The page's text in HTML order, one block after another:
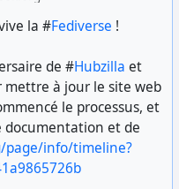
la #Fediverse !
de #Hubzilla et
mettre à jour le site web
le processus, et
documentation et de
info/timeline?